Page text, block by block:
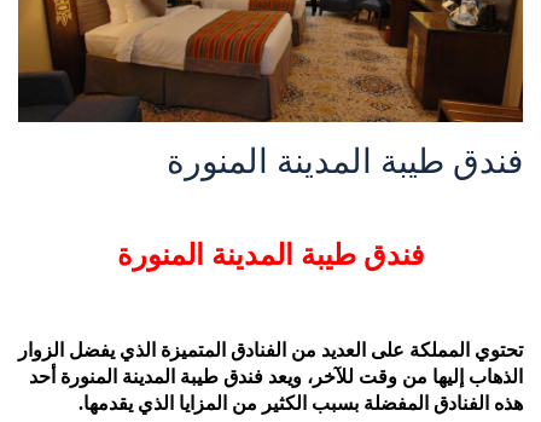
فندق طيبة المدينة المنورة
فندق طيبة المدينة المنورة
تحتوي المملكة على العديد من الفنادق المتميزة الذي يفضل الزوار
الذهاب إليها من وقت للآخر، ويعد فندق طيبة المدينة المنورة أحد
هذه الفنادق المفضلة بسبب الكثير من المزايا الذي يقدمها.